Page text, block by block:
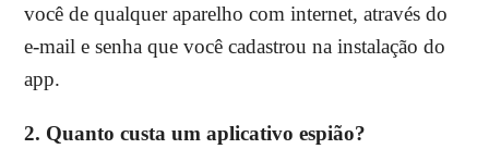
você de qualquer aparelho com internet, através do
e-mail e senha que você cadastrou na instalação do
app.
2. Quanto custa um aplicativo espião?